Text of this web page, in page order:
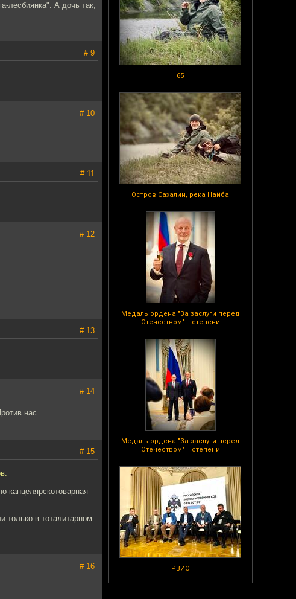
65
Остров Сахалин, река Найба
Медаль ордена "За заслуги перед
Отечеством" II степени
Медаль ордена "За заслуги перед
Отечеством" II степени
РВИО
лесбиянка". А дочь так,
# 9
# 10
# 11
# 12
# 13
# 14
нас.
# 15
канцелярскотоварная
только в тоталитарном
# 16